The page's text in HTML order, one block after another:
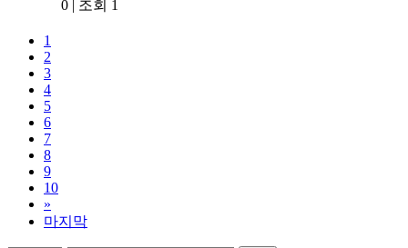
0 | 조회 1
1
2
3
4
5
6
7
8
9
10
»
마지막